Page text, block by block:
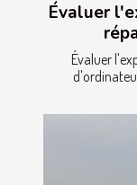
Évaluer
Évaluer